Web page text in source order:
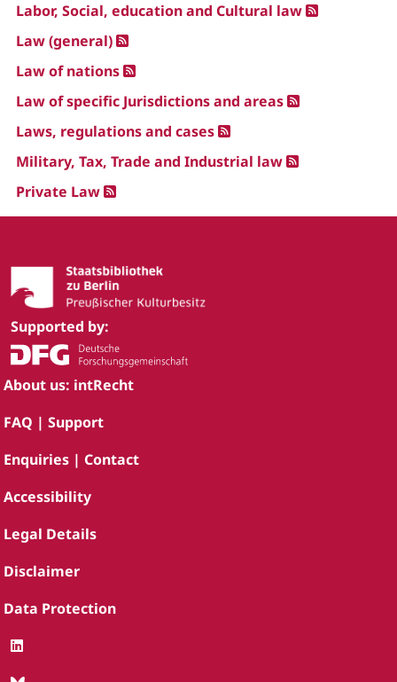
Labor, Social, education and Cultural law
Law (general)
Law of nations
Law of specific Jurisdictions and areas
Laws, regulations and cases
Military, Tax, Trade and Industrial law
Private Law
Supported by:
About us: intRecht
FAQ | Support
Enquiries | Contact
Accessibility
Legal Details
Disclaimer
Data Protection